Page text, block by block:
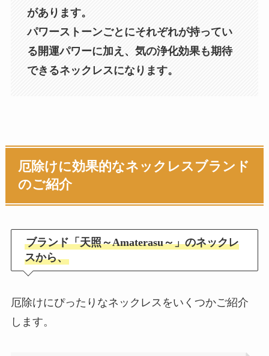
があります。
パワーストーンごとにそれぞれが持ってい
る開運パワーに加え、気の浄化効果も期待
できるネックレスになります。
厄除けに効果的なネックレスブランド
のご紹介
ブランド「天照～Amaterasu～」のネックレ
スから、
厄除けにぴったりなネックレスをいくつかご紹介
します。